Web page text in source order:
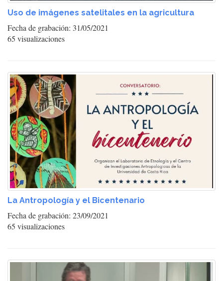
Uso de imágenes satelitales en la agricultura
Fecha de grabación: 31/05/2021
65 visualizaciones
La Antropología y el Bicentenario
Fecha de grabación: 23/09/2021
65 visualizaciones